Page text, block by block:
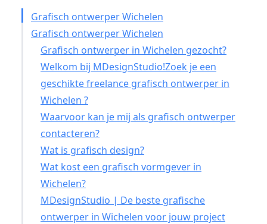
Grafisch ontwerper Wichelen
Grafisch ontwerper Wichelen
Grafisch ontwerper in Wichelen gezocht?
Welkom bij MDesignStudio!Zoek je een
geschikte freelance grafisch ontwerper in
Wichelen ?
Waarvoor kan je mij als grafisch ontwerper
contacteren?
Wat is grafisch design?
Wat kost een grafisch vormgever in
Wichelen?
MDesignStudio | De beste grafische
ontwerper in Wichelen voor jouw project